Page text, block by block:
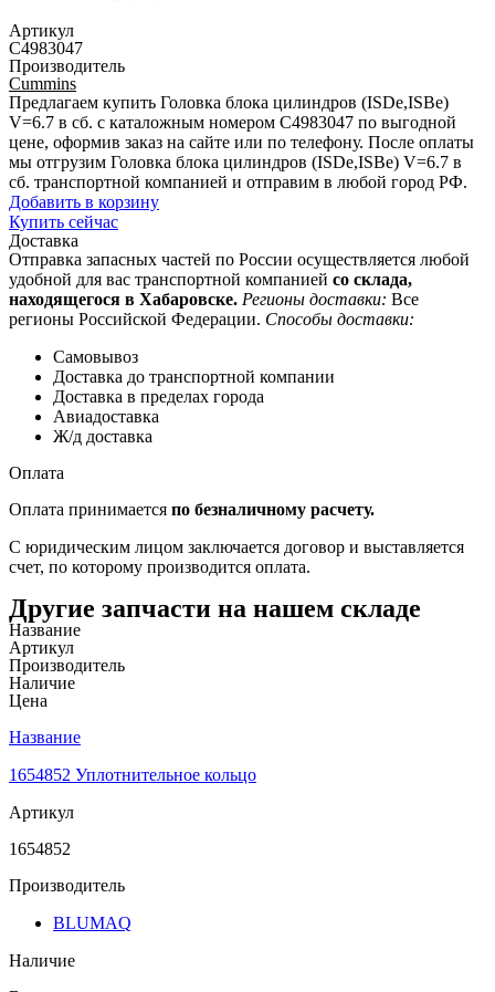
Артикул
C4983047
Производитель
Cummins
Предлагаем купить Головка блока цилиндров (ISDe,ISBe)
V=6.7 в сб. с каталожным номером C4983047 по выгодной
цене, оформив заказ на сайте или по телефону. После оплаты
мы отгрузим Головка блока цилиндров (ISDe,ISBe) V=6.7 в
сб. транспортной компанией и отправим в любой город РФ.
Добавить в корзину
Купить сейчас
Доставка
Отправка запасных частей по России осуществляется любой
удобной для вас транспортной компанией со склада,
находящегося в Хабаровске. Регионы доставки: Все
регионы Российской Федерации. Способы доставки:
Самовывоз
Доставка до транспортной компании
Доставка в пределах города
Авиадоставка
Ж/д доставка
Оплата
Оплата принимается по безналичному расчету.
С юридическим лицом заключается договор и выставляется
счет, по которому производится оплата.
Другие запчасти на нашем складе
Название
Артикул
Производитель
Наличие
Цена
Название
1654852 Уплотнительное кольцо
Артикул
1654852
Производитель
BLUMAQ
Наличие